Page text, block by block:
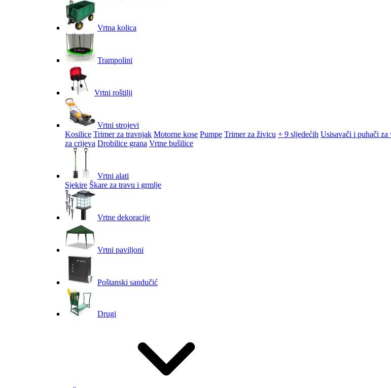
Vrtna kolica
Trampolini
Vrtni roštilji
Vrtni strojevi
Kosilice Trimer za travnjak Motorne kose Pumpe Trimer za živicu + 9 sljedećih Usisavači i puhači za
za crijeva Drobilice grana Vrtne bušilice
Vrtni alati
Sjekire Škare za travu i grmlje
Vrtne dekoracije
Vrtni paviljoni
Poštanski sandučić
Drugi